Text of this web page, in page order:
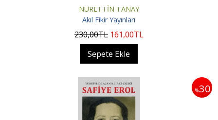
NURETTİN TANAY
Akıl Fikir Yayınları
230,00TL 161,00TL
Sepete Ekle
%30